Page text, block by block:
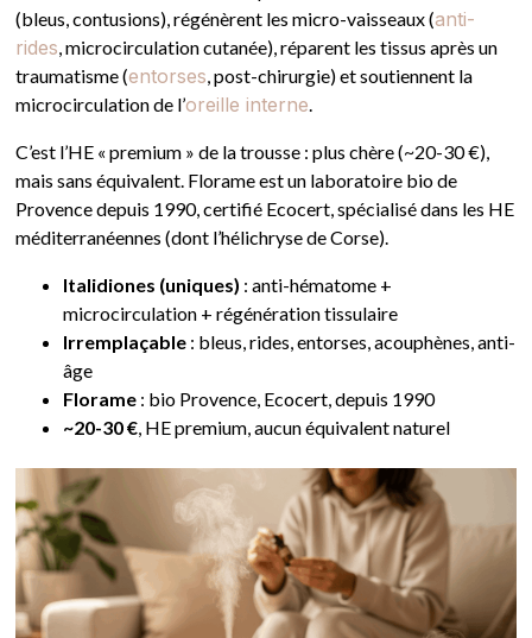
(bleus, contusions), régénèrent les micro-vaisseaux (anti-
rides , microcirculation cutanée), réparent les tissus après un
traumatisme (entorses , post-chirurgie) et soutiennent la
microcirculation de l’oreille interne
C’est l’HE « premium » de la trousse : plus chère (~20-30 €),
mais sans équivalent. Florame est un laboratoire bio de
Provence depuis 1990, certifié Ecocert, spécialisé dans les HE
méditerranéennes (dont l’hélichryse de Corse).
Italidiones (uniques) : anti-hématome +
microcirculation + régénération tissulaire
Irremplaçable : bleus, rides, entorses, acouphènes, anti-
âge
Florame : bio Provence, Ecocert, depuis 1990
~20-30 € , HE premium, aucun équivalent naturel